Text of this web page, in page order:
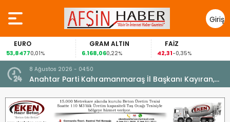
Giriş
Yap
EURO
53,84770,01%
GRAM ALTIN
6.168,060,22%
FAİZ
42,31-0,35%
8 Ağustos 2026 - 04:50
Anahtar Parti Kahramanmaraş İl Başkanı Kayıran,
Afşin Teşkilatı ile buluştu.